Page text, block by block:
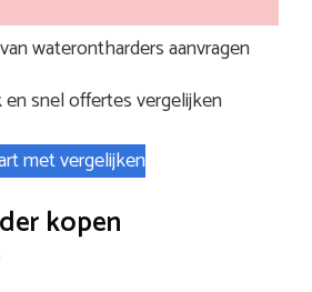
waterontharders aanvragen
snel offertes vergelijken
met vergelijken
kopen